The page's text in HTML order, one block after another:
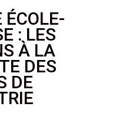
: LES
À LA
DES
DE